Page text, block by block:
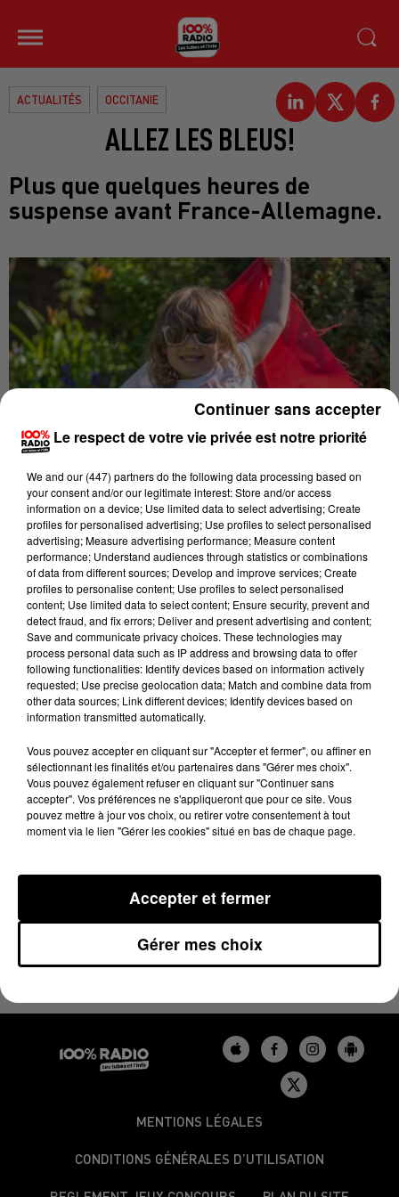
ACTUALITÉS OCCITANIE
ALLEZ LES BLEUS!
Plus que quelques heures de
suspense avant France-Allemagne.
Publié : 7 juillet 2016 à 16h53 par Cécile Gabaude
Soirée football ce soir dans de nombreux foyers de la
région. La France affronte l'Allemagne en demi-
finale de l'Euro 2016. C'est à Marseille à 21h. Un
match certainement difficile et une revanche à
prendre pour les hommes de Didier Deschamps. Alors
ont-ils une chance de gagner leur ticket en finale?
Réponse des enfants des centres de loisirs de Pont de
l'Arn et de Payrin dans le Tarn. Ils sont au micro de
Floriane Cantoro:
finale Dimanche au Stade de France.
MENTIONS LÉGALES
CONDITIONS GÉNÉRALES D’UTILISATION
Le respect de votre vie privée est notre priorité
We and our (447) partnersdo the following data processing based on
your consent and/or our legitimate interest: Store and/or access
information on a device; Use limited data to select advertising; Create
profiles for personalised advertising; Use profiles to select personalised
advertising; Measure advertising performance; Measure content
performance; Understand audiences through statistics or combinations
of data from different sources; Develop and improve services; Create
profiles to personalise content; Use profiles to select personalised
content; Use limited data to select content; Ensure security, prevent and
detect fraud, and fix errors; Deliver and present advertising and content;
Save and communicate privacy choices. These technologies may
process personal data such as IP address and browsing data to offer
following functionalities: Identify devices based on information actively
requested; Use precise geolocation data; Match and combine data from
other data sources; Link different devices; Identify devices based on
information transmitted automatically.
Vous pouvez accepter en cliquant sur "Accepter et fermer", ou affiner en
sélectionnant les finalités et/ou partenaires dans "Gérer mes choix".
Vous pouvez également refuser en cliquant sur "Continuer sans
accepter". Vos préférences ne s'appliqueront que pour ce site. Vous
pouvez mettre à jour vos choix, ou retirer votre consentement à tout
moment via le lien "Gérer les cookies" situé en bas de chaque page.
Gérer mes choix
Accepter et fermer
Continuer sans accepter